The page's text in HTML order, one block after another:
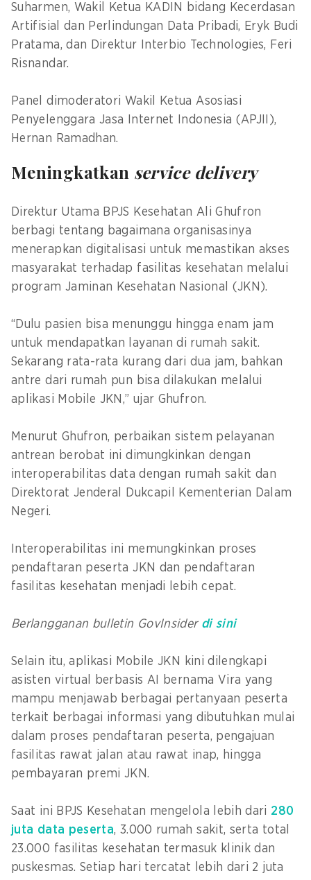
Suharmen, Wakil Ketua KADIN bidang Kecerdasan
Artifisial dan Perlindungan Data Pribadi, Eryk Budi
Pratama, dan Direktur Interbio Technologies, Feri
Risnandar.
Panel dimoderatori Wakil Ketua Asosiasi
Penyelenggara Jasa Internet Indonesia (APJII),
Hernan Ramadhan.
Meningkatkan service delivery
Direktur Utama BPJS Kesehatan Ali Ghufron
berbagi tentang bagaimana organisasinya
menerapkan digitalisasi untuk memastikan akses
masyarakat terhadap fasilitas kesehatan melalui
program Jaminan Kesehatan Nasional (JKN).
“Dulu pasien bisa menunggu hingga enam jam
untuk mendapatkan layanan di rumah sakit.
Sekarang rata-rata kurang dari dua jam, bahkan
antre dari rumah pun bisa dilakukan melalui
aplikasi Mobile JKN,” ujar Ghufron.
Menurut Ghufron, perbaikan sistem pelayanan
antrean berobat ini dimungkinkan dengan
interoperabilitas data dengan rumah sakit dan
Direktorat Jenderal Dukcapil Kementerian Dalam
Negeri.
Interoperabilitas ini memungkinkan proses
pendaftaran peserta JKN dan pendaftaran
fasilitas kesehatan menjadi lebih cepat.
Berlangganan bulletin GovInsider di sini
Selain itu, aplikasi Mobile JKN kini dilengkapi
asisten virtual berbasis AI bernama Vira yang
mampu menjawab berbagai pertanyaan peserta
terkait berbagai informasi yang dibutuhkan mulai
dalam proses pendaftaran peserta, pengajuan
fasilitas rawat jalan atau rawat inap, hingga
pembayaran premi JKN.
Saat ini BPJS Kesehatan mengelola lebih dari 280
juta data peserta, 3.000 rumah sakit, serta total
23.000 fasilitas kesehatan termasuk klinik dan
puskesmas. Setiap hari tercatat lebih dari 2 juta